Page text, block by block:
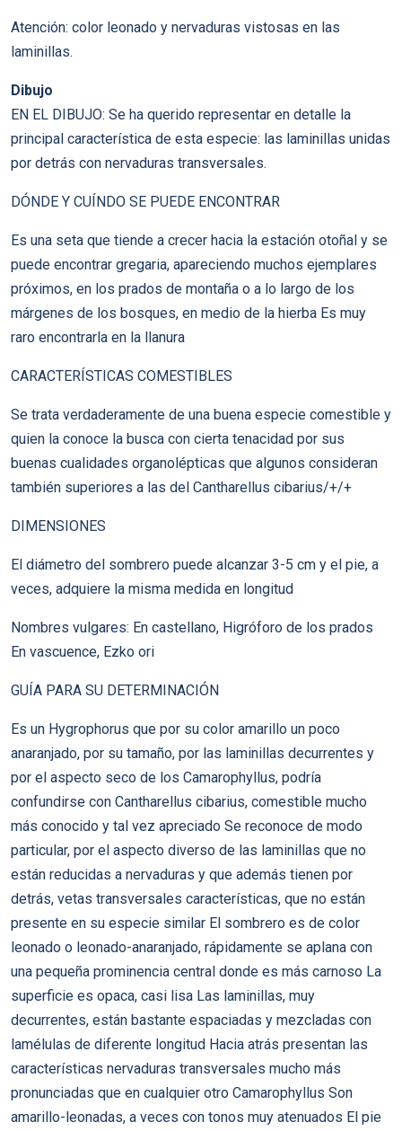
Atención: color leonado y nervaduras vistosas en las
laminillas.
Dibujo
EN EL DIBUJO: Se ha querido representar en detalle la
principal característica de esta especie: las laminillas unidas
por detrás con nervaduras transversales.
DÓNDE Y CUÍNDO SE PUEDE ENCONTRAR
Es una seta que tiende a crecer hacia la estación otoñal y se
puede encontrar gregaria, apareciendo muchos ejemplares
próximos, en los prados de montaña o a lo largo de los
márgenes de los bosques, en medio de la hierba Es muy
raro encontrarla en la llanura
CARACTERÍSTICAS COMESTIBLES
Se trata verdaderamente de una buena especie comestible y
quien la conoce la busca con cierta tenacidad por sus
buenas cualidades organolépticas que algunos consideran
también superiores a las del Cantharellus cibarius/+/+
DIMENSIONES
El diámetro del sombrero puede alcanzar 3-5 cm y el pie, a
veces, adquiere la misma medida en longitud
Nombres vulgares: En castellano, Higróforo de los prados
En vascuence, Ezko ori
GUÍA PARA SU DETERMINACIÓN
Es un Hygrophorus que por su color amarillo un poco
anaranjado, por su tamaño, por las laminillas decurrentes y
por el aspecto seco de los Camarophyllus, podría
confundirse con Cantharellus cibarius, comestible mucho
más conocido y tal vez apreciado Se reconoce de modo
particular, por el aspecto diverso de las laminillas que no
están reducidas a nervaduras y que además tienen por
detrás, vetas transversales características, que no están
presente en su especie similar El sombrero es de color
leonado o leonado-anaranjado, rápidamente se aplana con
una pequeña prominencia central donde es más carnoso La
superficie es opaca, casi lisa Las laminillas, muy
decurrentes, están bastante espaciadas y mezcladas con
lamélulas de diferente longitud Hacia atrás presentan las
características nervaduras transversales mucho más
pronunciadas que en cualquier otro Camarophyllus Son
amarillo-leonadas, a veces con tonos muy atenuados El pie